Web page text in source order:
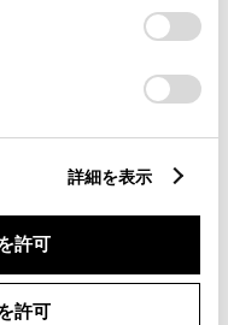
あたっては、当社の
について
」をご覧くだ
詳細を表示
許可
許可
カメラ）